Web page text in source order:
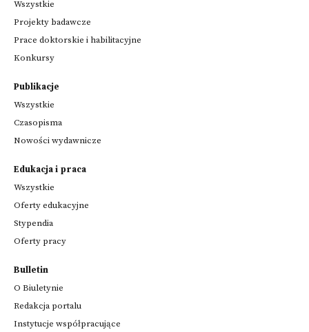
Wszystkie
Projekty badawcze
Prace doktorskie i habilitacyjne
Konkursy
Publikacje
Wszystkie
Czasopisma
Nowości wydawnicze
Edukacja i praca
Wszystkie
Oferty edukacyjne
Stypendia
Oferty pracy
Bulletin
O Biuletynie
Redakcja portalu
Instytucje współpracujące